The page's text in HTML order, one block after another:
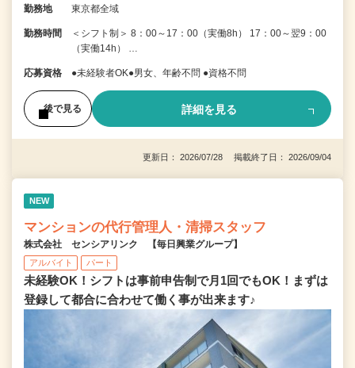
勤務地 東京都全域
勤務時間
＜シフト制＞ 8：00～17：00（実働8h） 17：00～翌9：00
（実働14h） …
応募資格 ●未経験者OK●男女、年齢不問 ●資格不問
後で見る 詳細を見る
更新日： 2026/07/28 掲載終了日： 2026/09/04
NEW
マンションの代行管理人・清掃スタッフ
株式会社 センシアリンク 【毎日興業グループ】
アルバイト パート
未経験OK！シフトは事前申告制で月1回でもOK！まずは
登録して都合に合わせて働く事が出来ます♪